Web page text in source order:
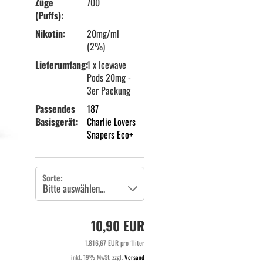
(Puffs):
Nikotin:
20mg/ml
(2%)
Lieferumfang:1 x Icewave
Pods 20mg -
3er Packung
Passendes
Basisgerät:
187
Charlie Lovers
Snapers Eco+
Sorte:
10,90 EUR
1.816,67 EUR pro 1liter
inkl. 19% MwSt. zzgl.Versand